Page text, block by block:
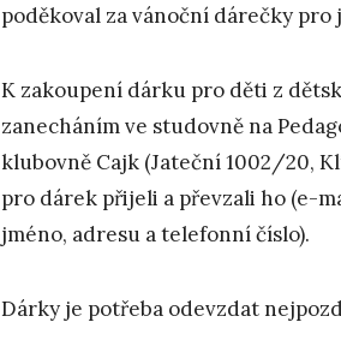
poděkoval za vánoční dárečky pro
K zakoupení dárku pro děti z
zanecháním ve studovně na
klubovně Cajk (Jateční 1002/20,
pro dárek přijeli a převzali ho (e-
jméno, adresu a telefonní číslo).
Dárky je potřeba odevzdat